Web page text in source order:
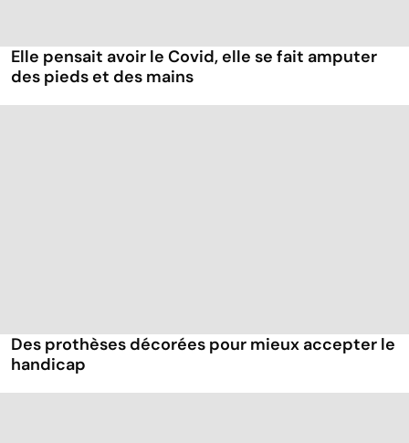
Elle pensait avoir le Covid, elle se fait amputer
des pieds et des mains
Des prothèses décorées pour mieux accepter le
handicap